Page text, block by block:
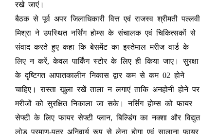
रखे जाएं।
बैठक से पूर्व अपर जिलाधिकारी वित्त एवं राजस्व श्रीमती पल्लवी
मिश्रा ने उपस्थित नर्सिंग होम्स के संचालक एवं चिकित्सकों से
संवाद करते हुए कहा कि बेसमेंट का इस्तेमाल मरीज वार्ड के
लिए न करें, केवल पार्किंग स्टोर के लिए ही किया जाए। सुरक्षा
के दृष्टिगत आपातकालीन निकास द्वार कम से कम 02 होने
चाहिए। रास्ता खुला रखें ताला न लगाएं ताकि अनहोनी होने पर
मरीजों को सुरक्षित निकाला जा सके। नर्सिग होम्स को फायर
सेफ्टी के लिए फायर सेफ्टी प्लान, बिल्डिंग का नक्शा और विद्युत
लोड प्रमाण-पत्र अनिवार्य रूप से लेना होगा एवं सालाना फायर